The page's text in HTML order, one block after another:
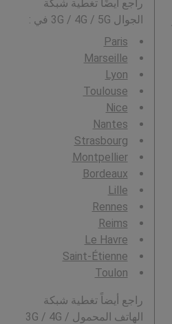
راجع أيضًا تغطية شبكة
الجوال 3G / 4G / 5G في
:
Paris
Marseille
Lyon
Toulouse
Nice
Nantes
Strasbourg
Montpellier
Bordeaux
Lille
Rennes
Reims
Le Havre
Saint-Étienne
Toulon
راجع أيضاً تغطية شبكة
الهاتف المحمول 3G / 4G /